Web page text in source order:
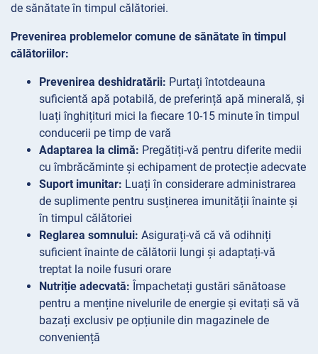
de sănătate în timpul călătoriei.
Prevenirea problemelor comune de sănătate în timpul
călătoriilor:
Prevenirea deshidratării: Purtați întotdeauna
suficientă apă potabilă, de preferință apă minerală, și
luați înghițituri mici la fiecare 10-15 minute în timpul
conducerii pe timp de vară
Adaptarea la climă: Pregătiți-vă pentru diferite medii
cu îmbrăcăminte și echipament de protecție adecvate
Suport imunitar: Luați în considerare administrarea
de suplimente pentru susținerea imunității înainte și
în timpul călătoriei
Reglarea somnului: Asigurați-vă că vă odihniți
suficient înainte de călătorii lungi și adaptați-vă
treptat la noile fusuri orare
Nutriție adecvată: Împachetați gustări sănătoase
pentru a menține nivelurile de energie și evitați să vă
bazați exclusiv pe opțiunile din magazinele de
conveniență